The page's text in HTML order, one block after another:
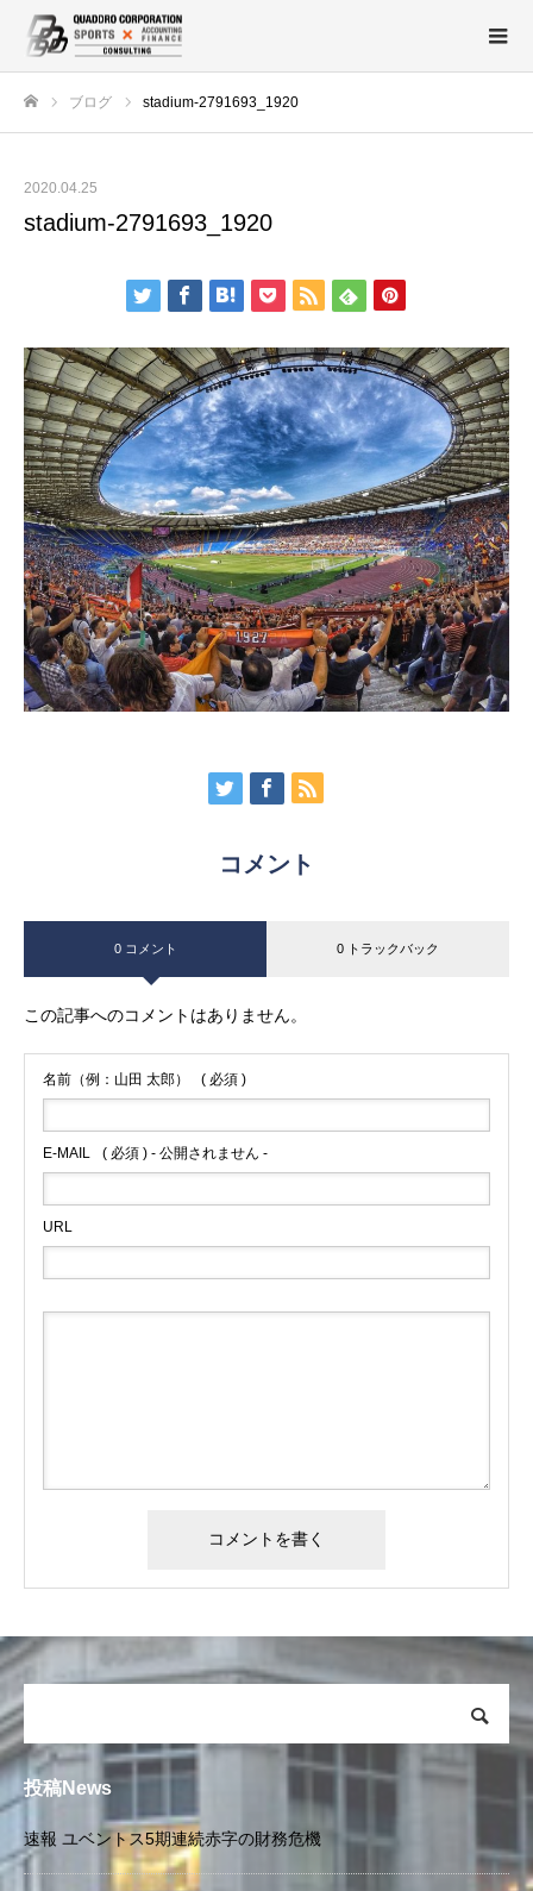
ブログ stadium-2791693_1920
2020.04.25
stadium-2791693_1920
コメント
0 コメント 0 トラックバック
この記事へのコメントはありません。
名前（例：山田 太郎） ( 必須 )
E-MAIL ( 必須 ) - 公開されません -
URL
投稿News
速報 ユベントス5期連続赤字の財務危機